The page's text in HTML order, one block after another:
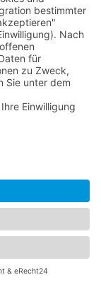
Wert auf
sich die
Bedürfnisse
bei uns
in
eine
und
einen
unser
und